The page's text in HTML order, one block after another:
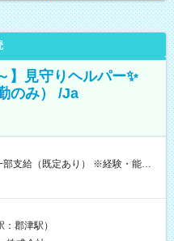
】見守りヘルパー✨
のみ） /Ja
支給（既定あり） ※経験・能力を
と異なる部分があります。 雇用
郡津駅）